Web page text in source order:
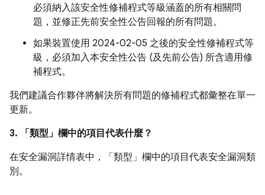
必須納入該安全性修補程式等級涵蓋的所有相關問
題，並修正先前安全性公告回報的所有問題。
如果裝置使用 2024-02-05 之後的安全性修補程式等
級，必須加入本安全性公告 (及先前公告) 所含適用修
補程式。
我們建議合作夥伴將解決所有問題的修補程式都彙整在單一
更新。
3. 「類型」 欄中的項目代表什麼？
在安全漏洞詳情表中，「類型」 欄中的項目代表安全漏洞類
別。